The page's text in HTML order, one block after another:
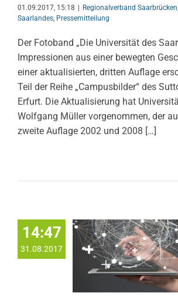
01.09.2017, 15:18 | Regionalverband Saarbrücken
Saarlandes Pressemitteilung
Der Fotoband „Die Universität des
Impressionen aus einer bewegten
einer aktualisierten, dritten Auflage
Teil der Reihe „Campusbilder“ des
Erfurt. Die Aktualisierung hat
Wolfgang Müller vorgenommen, der
zweite Auflage 2002 und 2008 […]
14:47
31.08.2017